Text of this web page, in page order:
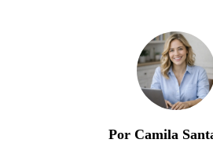
Por Camila